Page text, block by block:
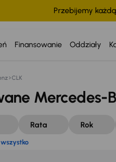
Przebijemy
Finansowanie Oddziały
wszystko
CLK
Mercedes-
Rata Rok